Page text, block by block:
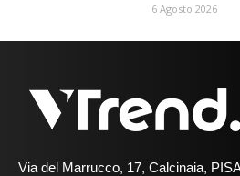
6 Agosto 2026
Via del Marrucco, 17, Calcinaia,